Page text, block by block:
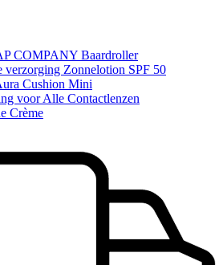
COMPANY Baardroller
verzorging Zonnelotion SPF 50
Cushion Mini
voor Alle Contactlenzen
Crème